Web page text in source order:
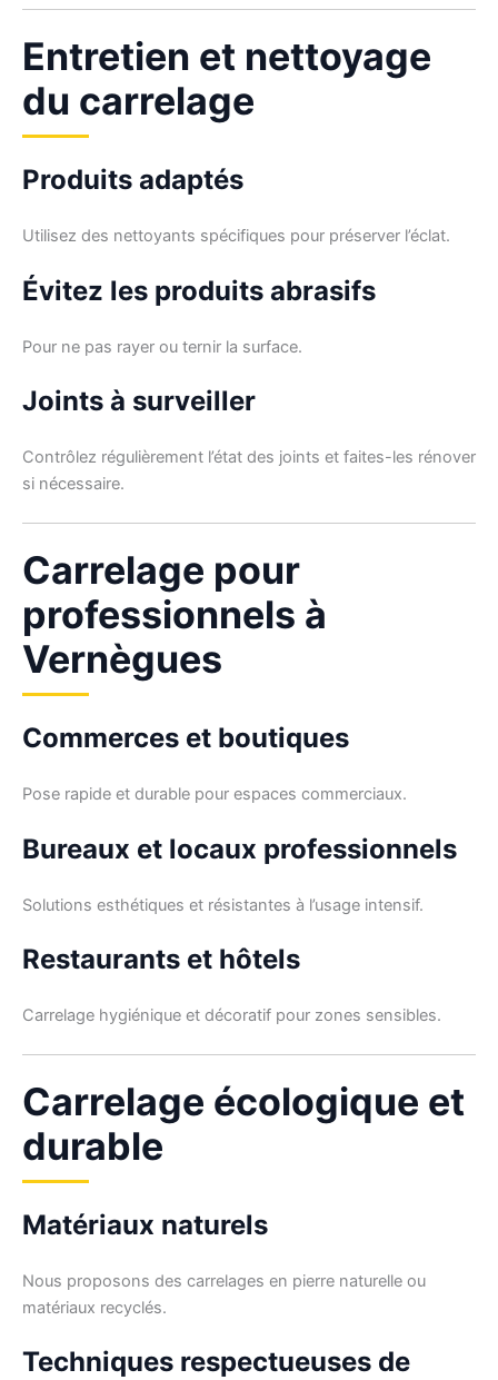
Entretien et nettoyage
du carrelage
Produits adaptés
Utilisez des nettoyants spécifiques pour préserver l’éclat.
Évitez les produits abrasifs
Pour ne pas rayer ou ternir la surface.
Joints à surveiller
Contrôlez régulièrement l’état des joints et faites-les rénover
si nécessaire.
Carrelage pour
professionnels à
Vernègues
Commerces et boutiques
Pose rapide et durable pour espaces commerciaux.
Bureaux et locaux professionnels
Solutions esthétiques et résistantes à l’usage intensif.
Restaurants et hôtels
Carrelage hygiénique et décoratif pour zones sensibles.
Carrelage écologique et
durable
Matériaux naturels
Nous proposons des carrelages en pierre naturelle ou
matériaux recyclés.
Techniques respectueuses de